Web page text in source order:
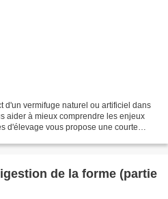
d'un vermifuge naturel ou artificiel dans
aider à mieux comprendre les enjeux
d'élevage vous propose une courte
de la forme (partie